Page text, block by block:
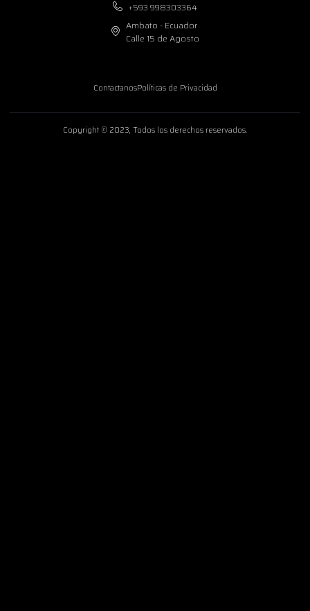
+593 998303364
Ambato - Ecuador
Calle 15 de Agosto
ContactanosPolíticas de Privacidad
Copyright © 2023, Todos los derechos reservados.